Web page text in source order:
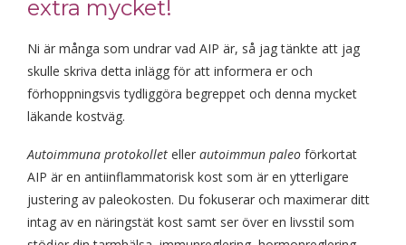
extra mycket!
Ni är många som undrar vad AIP är, så jag tänkte att jag
skulle skriva detta inlägg för att informera er och
förhoppningsvis tydliggöra begreppet och denna mycket
läkande kostväg.
Autoimmuna protokollet eller autoimmun paleo förkortat
AIP är en antiinflammatorisk kost som är en ytterligare
justering av paleokosten. Du fokuserar och maximerar ditt
intag av en näringstät kost samt ser över en livsstil som